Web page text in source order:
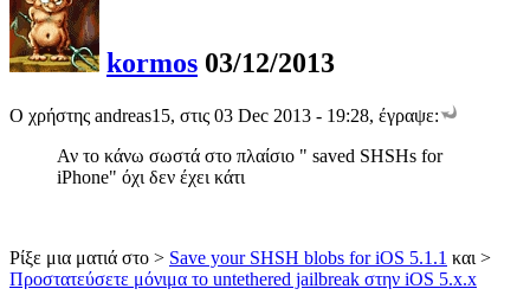
kormos 03/12/2013
Ο χρήστης andreas15, στις 03 Dec 2013 - 19:28, έγραψε:
Αν το κάνω σωστά στο πλαίσιο " saved SHSHs for
iPhone" όχι δεν έχει κάτι
Ρίξε μια ματιά στο > Save your SHSH blobs for iOS 5.1.1 και >
Προστατεύσετε μόνιμα το untethered jailbreak στην iOS 5.x.x